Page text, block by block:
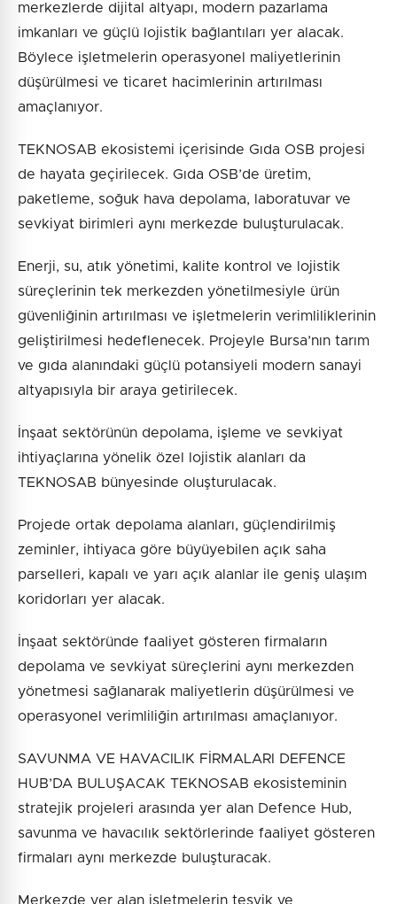
merkezlerde dijital altyapı, modern pazarlama
imkanları ve güçlü lojistik bağlantıları yer alacak.
Böylece işletmelerin operasyonel maliyetlerinin
düşürülmesi ve ticaret hacimlerinin artırılması
amaçlanıyor.
TEKNOSAB ekosistemi içerisinde Gıda OSB projesi
de hayata geçirilecek. Gıda OSB’de üretim,
paketleme, soğuk hava depolama, laboratuvar ve
sevkiyat birimleri aynı merkezde buluşturulacak.
Enerji, su, atık yönetimi, kalite kontrol ve lojistik
süreçlerinin tek merkezden yönetilmesiyle ürün
güvenliğinin artırılması ve işletmelerin verimliliklerinin
geliştirilmesi hedeflenecek. Projeyle Bursa’nın tarım
ve gıda alanındaki güçlü potansiyeli modern sanayi
altyapısıyla bir araya getirilecek.
İnşaat sektörünün depolama, işleme ve sevkiyat
ihtiyaçlarına yönelik özel lojistik alanları da
TEKNOSAB bünyesinde oluşturulacak.
Projede ortak depolama alanları, güçlendirilmiş
zeminler, ihtiyaca göre büyüyebilen açık saha
parselleri, kapalı ve yarı açık alanlar ile geniş ulaşım
koridorları yer alacak.
İnşaat sektöründe faaliyet gösteren firmaların
depolama ve sevkiyat süreçlerini aynı merkezden
yönetmesi sağlanarak maliyetlerin düşürülmesi ve
operasyonel verimliliğin artırılması amaçlanıyor.
SAVUNMA VE HAVACILIK FİRMALARI DEFENCE
HUB’DA BULUŞACAK TEKNOSAB ekosisteminin
stratejik projeleri arasında yer alan Defence Hub,
savunma ve havacılık sektörlerinde faaliyet gösteren
firmaları aynı merkezde buluşturacak.
Merkezde yer alan işletmelerin teşvik ve